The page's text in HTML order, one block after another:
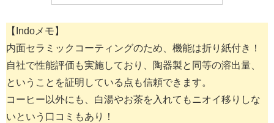
【Indoメモ】
内面セラミックコーティングのため、機能は折り紙付き！
自社で性能評価も実施しており、陶器製と同等の溶出量、
ということを証明している点も信頼できます。
コーヒー以外にも、白湯やお茶を入れてもニオイ移りしな
いという口コミもあり！